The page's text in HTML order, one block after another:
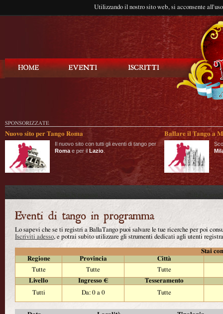
Utilizzando il nostro sito web, si acconsente
SPONSORIZZATE
Nuovo sito per Tango Roma
Il nuovo sito con tutti gli eventi di tango per
Roma e per il Lazio
Ballare il Tango a
Lo sapevi che se ti registri a BallaTango puoi salvare le tue ricerche per poi
Iscriviti adesso, e potrai subito utilizzare gli strumenti dedicati agli utenti
Stai
Regione
Provincia
Città
Tutte
Tutte
Tutte
Livello
Ingresso €
Tesseramento
Tutti
Da: 0 a 0 Tutte